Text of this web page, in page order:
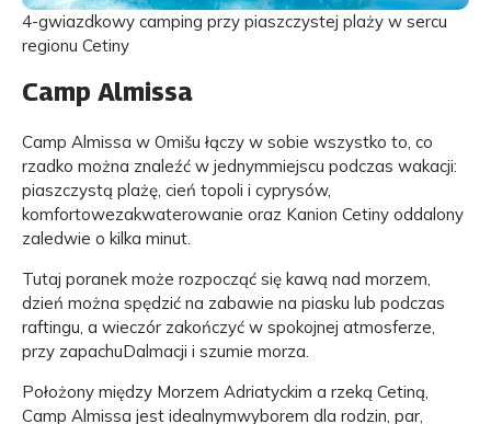
4-gwiazdkowy camping przy piaszczystej plaży w sercu
regionu Cetiny
Camp Almissa
Camp Almissa w Omišu łączy w sobie wszystko to, co
rzadko można znaleźć w jednymmiejscu podczas wakacji:
piaszczystą plażę, cień topoli i cyprysów,
komfortowezakwaterowanie oraz Kanion Cetiny oddalony
zaledwie o kilka minut.
Tutaj poranek może rozpocząć się kawą nad morzem,
dzień można spędzić na zabawie na piasku lub podczas
raftingu, a wieczór zakończyć w spokojnej atmosferze,
przy zapachuDalmacji i szumie morza.
Położony między Morzem Adriatyckim a rzeką Cetiną,
Camp Almissa jest idealnymwyborem dla rodzin, par,